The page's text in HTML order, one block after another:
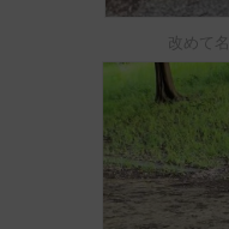
改めて